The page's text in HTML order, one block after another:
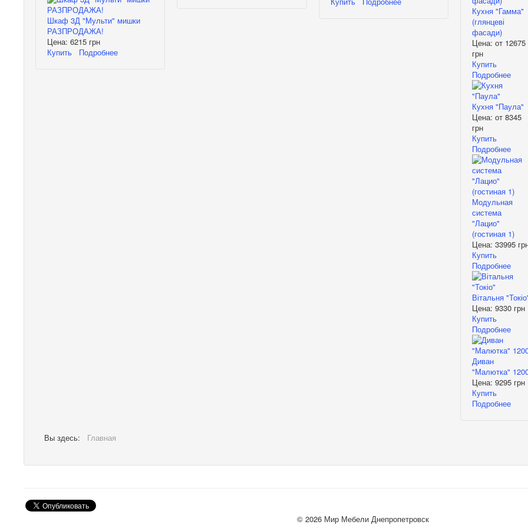
Шкаф 3Д "Мульти" мишки
РАЗПРОДАЖА!
Цена:6215 грн
Купить
Подробнее
Кухня "Гамма"
(глянцеві
фасади)
Цена: от 12675
грн
Купить
Подробнее
Кухня "Паула"
Цена: от 8345
грн
Купить
Подробнее
Модульная
система
"Лацио"
(гостиная 1)
Цена: 33995
Купить
Подробнее
Вітальня
Цена: 9330 грн
Купить
Подробнее
Диван
"Малютка"
Цена: 9295 грн
Купить
Подробнее
Вы здесь: Главная
© 2026 Мир Мебели Днепропетровск